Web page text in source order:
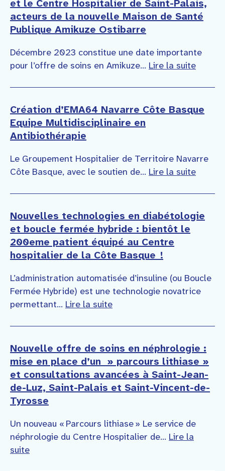
et le Centre Hospitalier de Saint-Palais,
acteurs de la nouvelle Maison de Santé
Publique Amikuze Ostibarre
Décembre 2023 constitue une date importante
pour l’offre de soins en Amikuze... Lire la suite
Création d’EMA64 Navarre Côte Basque
Equipe Multidisciplinaire en
Antibiothérapie
Le Groupement Hospitalier de Territoire Navarre
Côte Basque, avec le soutien de... Lire la suite
Nouvelles technologies en diabétologie
et boucle fermée hybride : bientôt le
200eme patient équipé au Centre
hospitalier de la Côte Basque !
L’administration automatisée d’insuline (ou Boucle
Fermée Hybride) est une technologie novatrice
permettant... Lire la suite
Nouvelle offre de soins en néphrologie :
mise en place d’un » parcours lithiase »
et consultations avancées à Saint-Jean-
de-Luz, Saint-Palais et Saint-Vincent-de-
Tyrosse
Un nouveau « Parcours lithiase » Le service de
néphrologie du Centre Hospitalier de... Lire la
suite